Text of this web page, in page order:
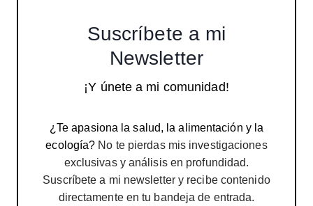
Suscríbete a mi
Newsletter
¡Y únete a mi comunidad!
¿Te apasiona la salud, la alimentación y la
ecología? No te pierdas mis investigaciones
exclusivas y análisis en profundidad.
Suscríbete a mi newsletter y recibe contenido
directamente en tu bandeja de entrada.